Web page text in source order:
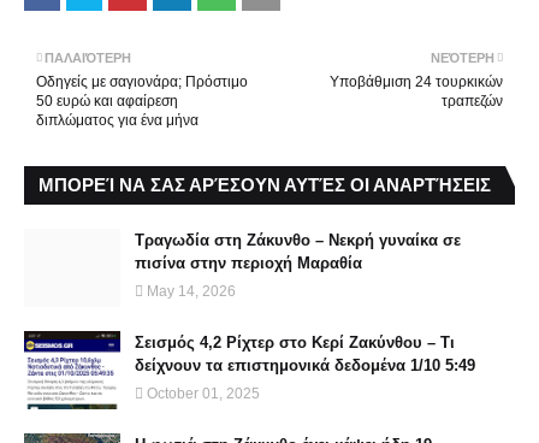
ΝΕΌΤΕΡΗ
Υποβάθμιση 24 τουρκικών
τραπεζών
ΠΑΛΑΙΌΤΕΡΗ
Οδηγείς με σαγιονάρα; Πρόστιμο
50 ευρώ και αφαίρεση
διπλώματος για ένα μήνα
ΜΠΟΡΕΊ ΝΑ ΣΑΣ ΑΡΈΣΟΥΝ ΑΥΤΈΣ ΟΙ ΑΝΑΡΤΉΣΕΙΣ
Τραγωδία στη Ζάκυνθο – Νεκρή γυναίκα σε
πισίνα στην περιοχή Μαραθία
May 14, 2026
Σεισμός 4,2 Ρίχτερ στο Κερί Ζακύνθου – Τι
δείχνουν τα επιστημονικά δεδομένα 1/10 5:49
October 01, 2025